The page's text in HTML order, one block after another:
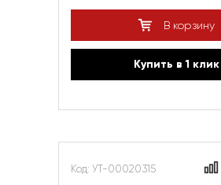
В корзину
Купить в 1 клик
Код: УТ-00020315